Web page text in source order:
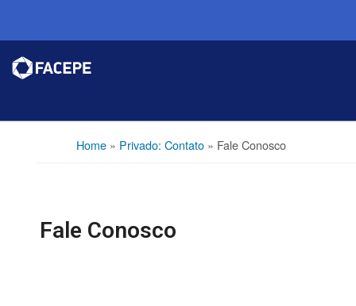
Home» Privado: Contato» Fale Conosco
Fale Conosco